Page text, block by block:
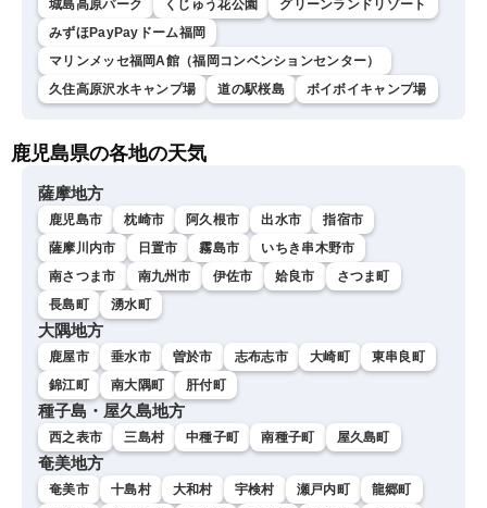
城島高原パーク くじゅう花公園
グリーンランドリゾート
みずほPayPayドーム福岡
マリンメッセ福岡A館（福岡コンベンションセンター）
久住高原沢水キャンプ場
道の駅桜島 ボイボイキャンプ場
鹿児島県の各地の天気
薩摩地方
鹿児島市 枕崎市 阿久根市 出水市
指宿市
薩摩川内市
日置市 霧島市
いちき串木野市
南さつま市
南九州市 伊佐市 姶良市
さつま町
長島町
湧水町
大隅地方
鹿屋市 垂水市 曽於市 志布志市 大崎町
東串良町
錦江町
南大隅町 肝付町
種子島・屋久島地方
西之表市 三島村 中種子町 南種子町 屋久島町
奄美地方
奄美市 十島村 大和村 宇検村 瀬戸内町
龍郷町